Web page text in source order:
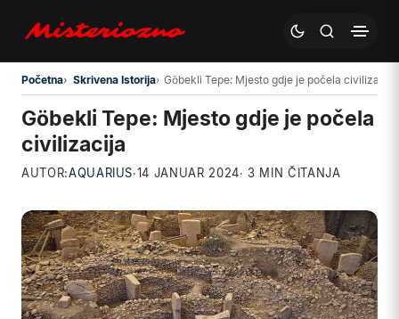
Preskoči na glavni sadržaj
Početna Skrivena Istorija Göbekli Tepe: Mjesto gdje je počela civilizacija
Göbekli Tepe: Mjesto gdje je počela
civilizacija
AUTOR:AQUARIUS·14 JANUAR 2024· 3 MIN ČITANJA